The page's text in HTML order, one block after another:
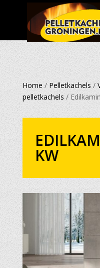
Home / Pelletkachels /
pelletkachels /
KW